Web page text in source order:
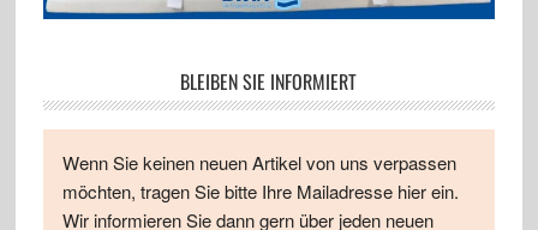
BLEIBEN SIE INFORMIERT
Wenn Sie keinen neuen Artikel von uns verpassen
möchten, tragen Sie bitte Ihre Mailadresse hier ein.
Wir informieren Sie dann gern über jeden neuen